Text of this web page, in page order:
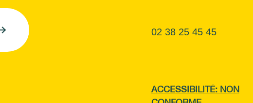
02 38 25 45 45
ACCESSIBILITÉ: NON